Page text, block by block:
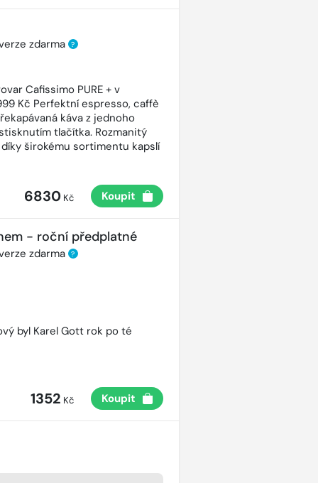
zdarma ?
Cafissimo PURE + v
Kč Perfektní espresso, caffè
káva z jednoho
tlačítka. Rozmanitý
širokému sortimentu kapslí
6830Kč Koupit
- roční předplatné
zdarma ?
byl Karel Gott rok po té
1352 Kč Koupit